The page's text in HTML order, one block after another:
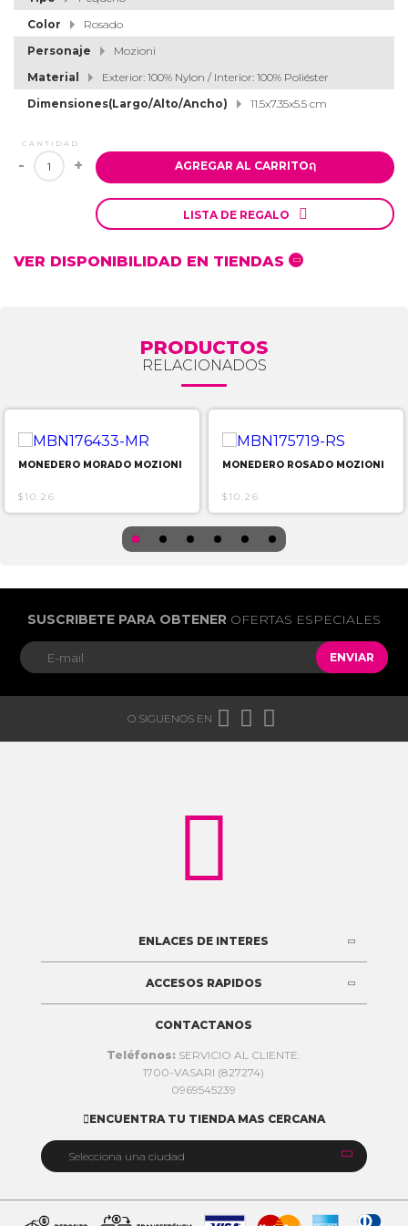
Color
Rosado
Personaje
Mozioni
Material
Exterior: 100% Nylon / Interior: 100% Poliéster
Dimensiones(Largo/Alto/Ancho)
11.5x7.35x5.5 cm
CANTIDAD
- + AGREGAR AL CARRITOຐ
LISTA DE REGALO 
VER DISPONIBILIDAD EN TIENDAS
PRODUCTOS
RELACIONADOS
MONEDERO MORADO MOZIONI
$10.26
MONEDERO ROSADO MOZIONI
$10.26
SUSCRIBETE PARA OBTENER OFERTAS ESPECIALES
ENVIAR
O SIGUENOS EN   

ENLACES DE INTERES
ACCESOS RAPIDOS
CONTACTANOS
Teléfonos: SERVICIO AL CLIENTE:
1700-VASARI (827274)
0969545239
ENCUENTRA TU TIENDA MAS CERCANA
Selecciona una ciudad 